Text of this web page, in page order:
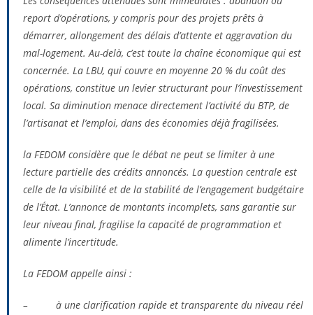
report d’opérations, y compris pour des projets prêts à
démarrer, allongement des délais d’attente et aggravation du
mal-logement. Au-delà, c’est toute la chaîne économique qui est
concernée. La LBU, qui couvre en moyenne 20 % du coût des
opérations, constitue un levier structurant pour l’investissement
local. Sa diminution menace directement l’activité du BTP, de
l’artisanat et l’emploi, dans des économies déjà fragilisées.
la FEDOM considère que le débat ne peut se limiter à une
lecture partielle des crédits annoncés. La question centrale est
celle de la visibilité et de la stabilité de l’engagement budgétaire
de l’État. L’annonce de montants incomplets, sans garantie sur
leur niveau final, fragilise la capacité de programmation et
alimente l’incertitude.
La FEDOM appelle ainsi :
– à une clarification rapide et transparente du niveau réel